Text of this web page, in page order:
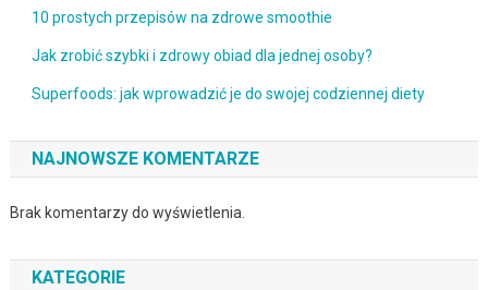
10 prostych przepisów na zdrowe smoothie
Jak zrobić szybki i zdrowy obiad dla jednej osoby?
Superfoods: jak wprowadzić je do swojej codziennej diety
NAJNOWSZE KOMENTARZE
Brak komentarzy do wyświetlenia.
KATEGORIE